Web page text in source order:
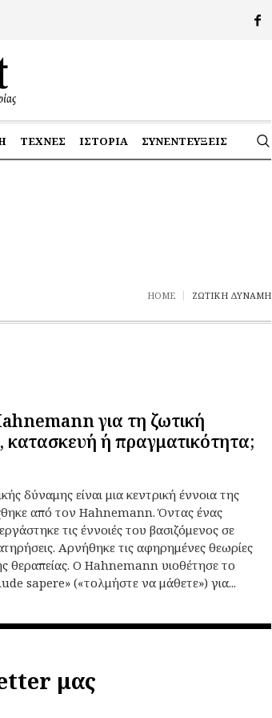
ΤΈΧΝΕΣ ΙΣΤΟΡΊΑ ΣΥΝΕΝΤΕΎΞΕΙΣ
HOME ΖΩΤΙΚΉ ΔΎΝΑΜΗ
για τη ζωτική
ή πραγματικότητα;
δύναμης είναι μια κεντρική έννοια της
από τον Hahnemann. Όντας ένας
τις έννοιές του βασιζόμενος σε
Αρνήθηκε τις αφηρημένες θεωρίες
θεραπείας. Ο Hahnemann υιοθέτησε το
sapere» («τολμήστε να μάθετε») για...
μας